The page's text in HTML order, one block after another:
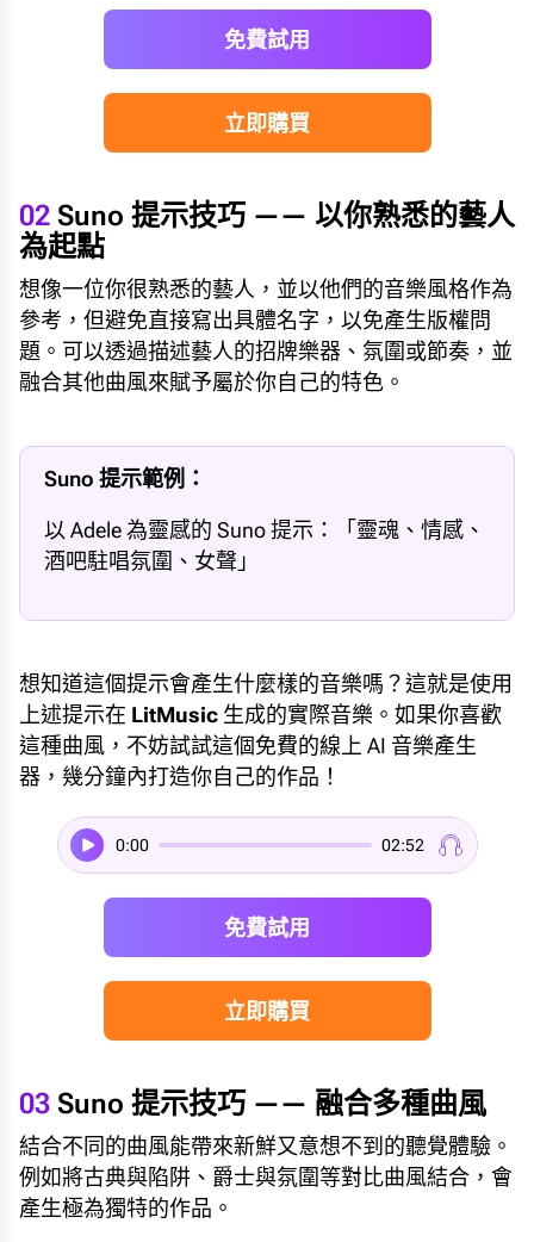
免費試用
立即購買
02 Suno 提示技巧 —— 以你熟悉的藝人
為起點
想像一位你很熟悉的藝人，並以他們的音樂風格作為
參考，但避免直接寫出具體名字，以免產生版權問
題。可以透過描述藝人的招牌樂器、氛圍或節奏，並
融合其他曲風來賦予屬於你自己的特色。
Suno 提示範例：
以 Adele 為靈感的 Suno 提示：「靈魂、情感、
酒吧駐唱氛圍、女聲」
想知道這個提示會產生什麼樣的音樂嗎？這就是使用
上述提示在 LitMusic 生成的實際音樂。如果你喜歡
這種曲風，不妨試試這個免費的線上 AI 音樂產生
器，幾分鐘內打造你自己的作品！
0:00 02:52
免費試用
立即購買
03 Suno 提示技巧 —— 融合多種曲風
結合不同的曲風能帶來新鮮又意想不到的聽覺體驗。
例如將古典與陷阱、爵士與氛圍等對比曲風結合，會
產生極為獨特的作品。